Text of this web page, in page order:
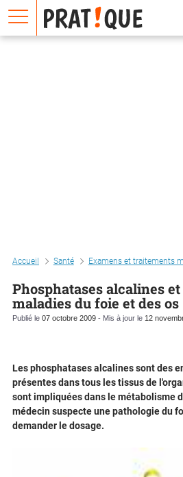
Accueil Santé Examens et traitements
Phosphatases alcalines
maladies du foie et des os
Publié le 07 octobre 2009 - Mis à jour le 12
Les phosphatases alcalines sont des
présentes dans tous les tissus de
sont impliquées dans le métabolisme
médecin suspecte une pathologie du
demander le dosage.
E
m
a